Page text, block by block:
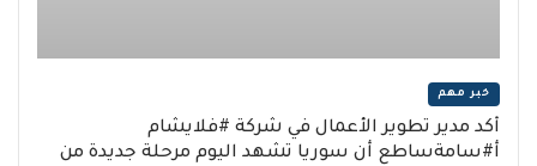
خبر مهم
أكد مدير تطوير الأعمال في شركة #فلايشام
أ#سامةساطع أن سوريا تشهد اليوم مرحلة جديدة من